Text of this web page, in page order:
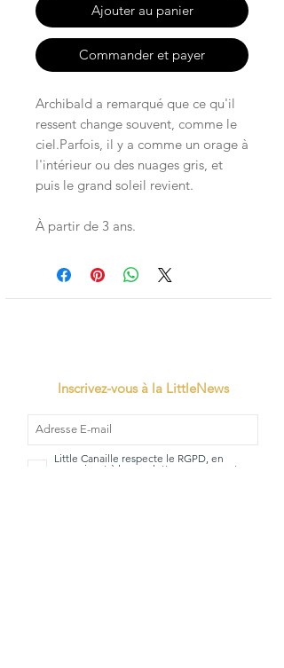
Ajouter au panier
Commander et payer
Archibald a remarqué que ce qu'il
ressent change souvent, comme le
ciel.Parfois, il y a comme un orage à
l'intérieur ou des nuages gris, et
puis le grand soleil revient.
À partir de 3 ans.
Inscrivez-vous à la LittleNews
Little Canaille respecte le RGPD, en
souscrivant à la newsletter vous acceptez